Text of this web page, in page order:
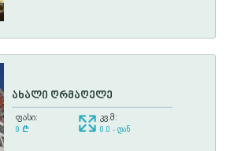
ახალი ღრმაღელე
ფასი:
0 ¢
კვ.მ:
0.0 - დან